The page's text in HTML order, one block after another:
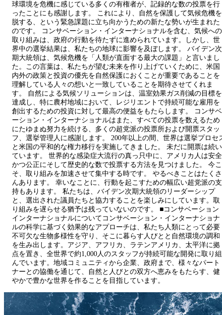
球環境を危機に感じている多くの有権者が、記録的な数の投票を行
ったことにも感謝します。 これにより、自然を保護して気候危機を
脱する、という緊急課題に立ち向かうための新たな勢いが生まれた
のです。 コンサベーション・インターナショナルを含む、気候への
取り組みは、政府の行動を待たずに進められています。しかし、世
界中の選挙結果は、私たちの地球に影響を及ぼします。 バイデン次
期大統領は、気候危機を「人類が直面する最大の課題」と言いまし
た。この言葉は、私たちが望む未来を作り上げていくために、米国
内外の政策と投資の優先を自然保護におくことが重要であることを
理解している人々の想いと一致していることを期待させてくれま
す。 自然による気候ソリューションは、温室効果ガス削減の目標を
達成し、特に農村地域において、レジリエントで持続可能な雇用を
創出するための投資に対して最高の便益をもたらします。 コンサベ
ーション・インターナショナルはまた、すべての投票を数えるため
にたゆまぬ努力を続ける、多くの超党派の投票所および開票スタッ
フ、選挙管理人に感謝します。 200年以上の間、世界は選挙プロセ
と米国の平和的な権力移行を実施してきました。 未だに開票は続い
ています。 世界的な感染症大流行の真っ只中に、アメリカ人は安全
かつ公正にそして歴史的な数で投票する方法を見つけました。 今こ
そ、取り組みを加速させて集中する時です。 やるべきことはたくさ
んあります。 幸いなことに、行動を起こすための幅広い超党派の支
持もあります。 私たちは、バイデン次期大統領のリーダーシップ
と、選出された議員たちと協力することを楽しみにしています。取
り組みを遅らせる猶予は残っていないのです。 ■コンサベーション
インターナショナルについてコンサベーション・インターナショナ
ルの科学に基づく効果的なアプローチは、私たち人類にとって必要
不可欠な生物多様性を守り、そこに暮らす人びとと自然環境の調和
を生み出します。アジア、アフリカ、ラテンアメリカ、太平洋に拠
点を置き、全世界で約1,000人のスタッフが持続可能な開発に取り組
んでいます。地域コミュニティから企業、政府まで、様々なパート
ナーとの協働を通じて、自然と人びとの双方へ恵みをもたらす、健
やかで豊かな世界を作ることを目指しています。